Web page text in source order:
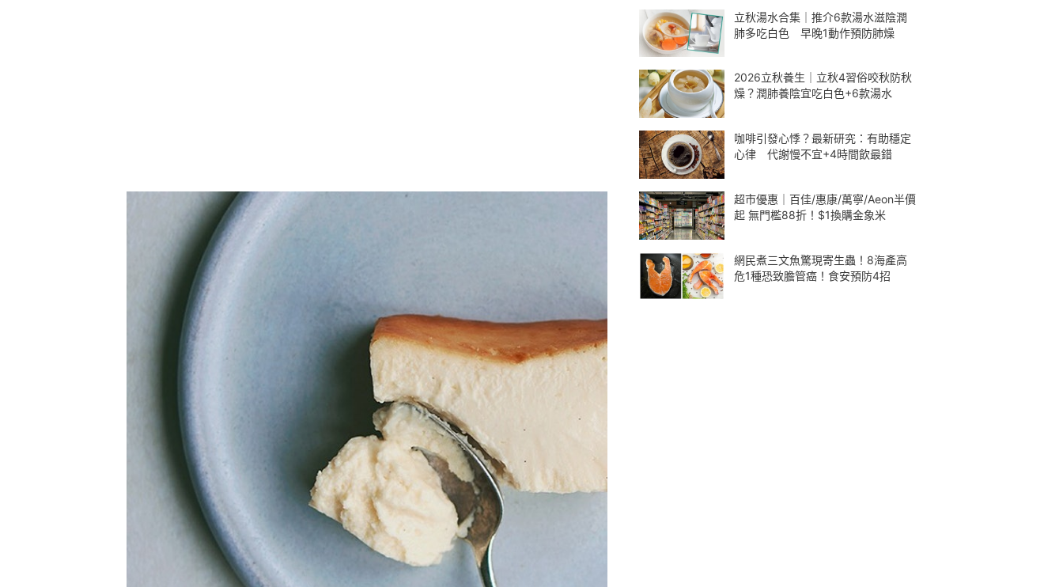
立秋湯水合集｜推介6款湯水滋陰潤
肺多吃白色 早晚1動作預防肺燥
2026立秋養生｜立秋4習俗咬秋防秋
燥？潤肺養陰宜吃白色+6款湯水
咖啡引發心悸？最新研究：有助穩定
心律 代謝慢不宜+4時間飲最錯
超市優惠｜百佳/惠康/萬寧/Aeon半價
起 無門檻88折！$1換購金象米
網民煮三文魚驚現寄生蟲！8海產高
危1種恐致膽管癌！食安預防4招